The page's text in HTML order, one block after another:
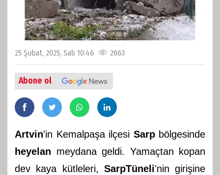
25 Şubat, 2025, Salı 10:46 2663
Abone ol
Artvin'in Kemalpaşa ilçesi Sarp bölgesinde
heyelan meydana geldi. Yamaçtan kopan
dev kaya kütleleri, SarpTüneli'nin girişine